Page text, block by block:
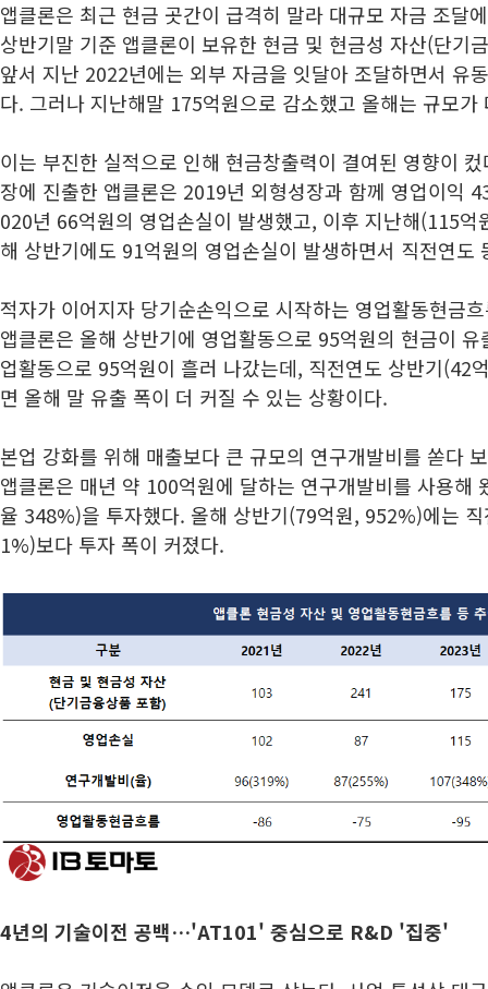
앱클론은 최근 현금 곳간이 급격히 말라 대규모 자금 조달
상반기말 기준 앱클론이 보유한 현금 및 현금성 자산(단기
앞서 지난 2022년에는 외부 자금을 잇달아 조달하면서 유
다. 그러나 지난해말 175억원으로 감소했고 올해는 규모가
이는 부진한 실적으로 인해 현금창출력이 결여된 영향이
장에 진출한 앱클론은 2019년 외형성장과 함께 영업이익
020년 66억원의 영업손실이 발생했고, 이후 지난해(115억
해 상반기에도 91억원의 영업손실이 발생하면서 직전연도
적자가 이어지자 당기순손익으로 시작하는 영업활동현금
앱클론은 올해 상반기에 영업활동으로 95억원의 현금이
업활동으로 95억원이 흘러 나갔는데, 직전연도 상반기(42
면 올해 말 유출 폭이 더 커질 수 있는 상황이다.
본업 강화를 위해 매출보다 큰 규모의 연구개발비를 쏟다
앱클론은 매년 약 100억원에 달하는 연구개발비를 사용해
율 348%)을 투자했다. 올해 상반기(79억원, 952%)에는
1%)보다 투자 폭이 커졌다.
4년의 기술이전 공백…'AT101' 중심으로 R&D '집중'